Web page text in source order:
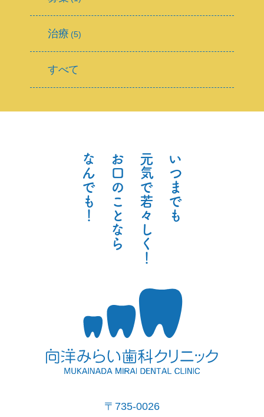
治療 (5)
すべて
い
つ
ま
で
も
元
気
で
若
々
し
く
！
お
口
の
こ
と
な
ら
な
ん
で
も
！
〒735-0026